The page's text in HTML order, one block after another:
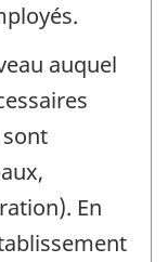
auquel
En